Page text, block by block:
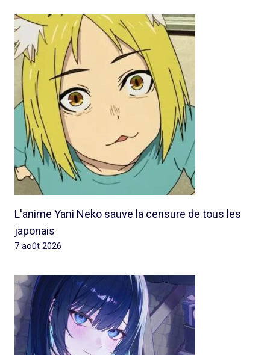
L'anime Yani Neko sauve la censure de tous les
japonais
7 août 2026